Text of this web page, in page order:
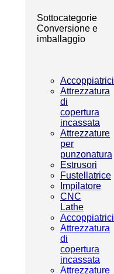
Sottocategorie
Conversione e
imballaggio
Accoppiatrici
Attrezzatura
di
copertura
incassata
Attrezzature
per
punzonatura
Estrusori
Fustellatrice
Impilatore
CNC
Lathe
Accoppiatrici
Attrezzatura
di
copertura
incassata
Attrezzature